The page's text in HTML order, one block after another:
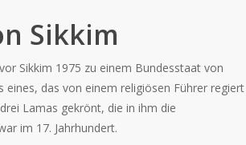
Sikkim
Sikkim 1975 zu einem Bundesstaat von
eines, das von einem religiösen Führer regiert
Lamas gekrönt, die in ihm die
im 17. Jahrhundert.